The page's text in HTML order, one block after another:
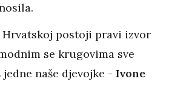
Hrvatskoj postoji pravi izvor
se krugovima sve
naše djevojke - Ivone